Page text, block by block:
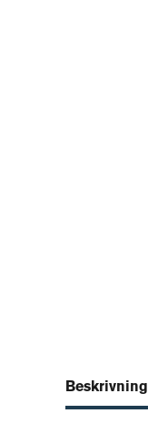
Beskrivning